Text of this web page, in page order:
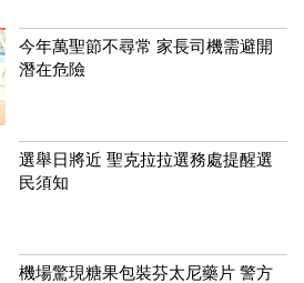
今年萬聖節不尋常 家長司機需避開
潛在危險
選舉日將近 聖克拉拉選務處提醒選
民須知
機場驚現糖果包裝芬太尼藥片 警方